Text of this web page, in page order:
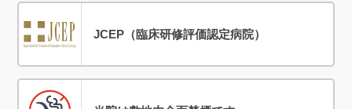
JCEP（臨床研修評価認定病院）